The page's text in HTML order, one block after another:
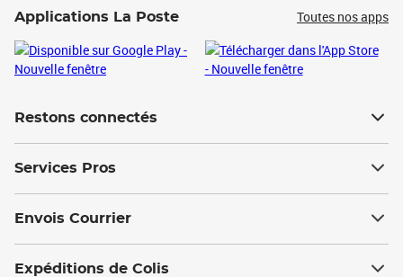
Applications La Poste Toutes nos apps
Restons connectés
Services Pros
Envois Courrier
Expéditions de Colis